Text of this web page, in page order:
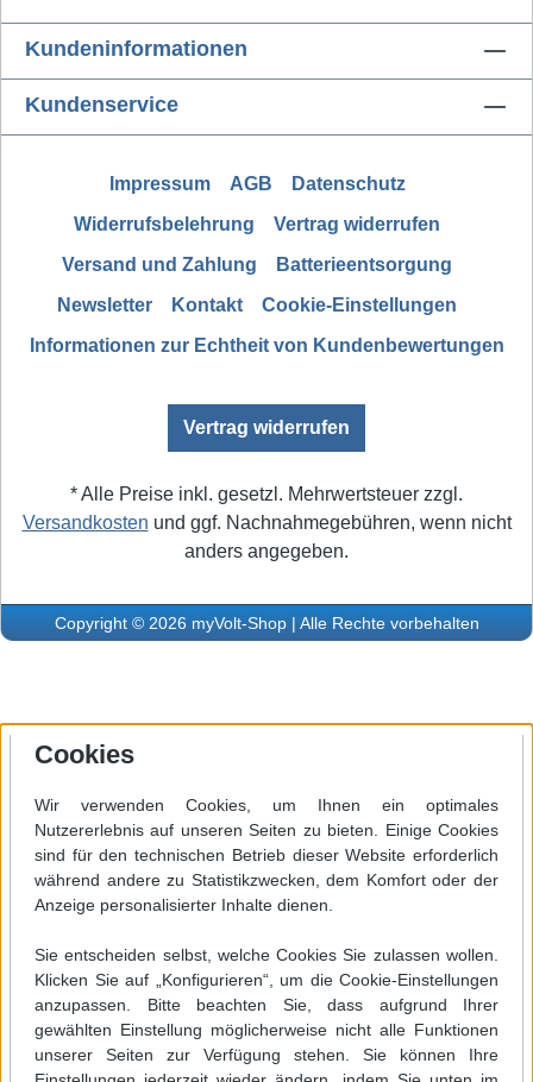
Kundeninformationen
Kundenservice
Impressum AGB
Datenschutz
Widerrufsbelehrung
Vertrag widerrufen
Versand und Zahlung
Batterieentsorgung
Newsletter
Kontakt
Cookie-Einstellungen
Informationen zur Echtheit von Kundenbewertungen
Vertrag widerrufen
* Alle Preise inkl. gesetzl. Mehrwertsteuer zzgl.
Versandkosten und ggf. Nachnahmegebühren, wenn nicht
anders angegeben.
Copyright © 2026 myVolt-Shop | Alle Rechte vorbehalten
Cookies
Wir verwenden Cookies, um Ihnen ein optimales
Nutzererlebnis auf unseren Seiten zu bieten. Einige Cookies
sind für den technischen Betrieb dieser Website erforderlich
während andere zu Statistikzwecken, dem Komfort oder der
Anzeige personalisierter Inhalte dienen.
Sie entscheiden selbst, welche Cookies Sie zulassen wollen.
Klicken Sie auf „Konfigurieren“, um die Cookie-Einstellungen
anzupassen. Bitte beachten Sie, dass aufgrund Ihrer
gewählten Einstellung möglicherweise nicht alle Funktionen
unserer Seiten zur Verfügung stehen. Sie können Ihre